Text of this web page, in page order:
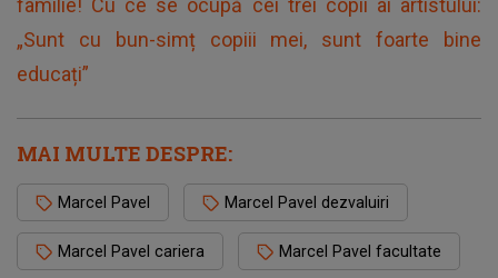
familie! Cu ce se ocupă cei trei copii ai artistului:
„Sunt cu bun-simț copiii mei, sunt foarte bine
educați”
MAI MULTE DESPRE:
Marcel Pavel Marcel Pavel dezvaluiri
Marcel Pavel cariera Marcel Pavel facultate